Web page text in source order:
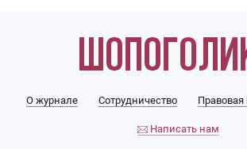
О журнале Сотрудничество
Написать нам